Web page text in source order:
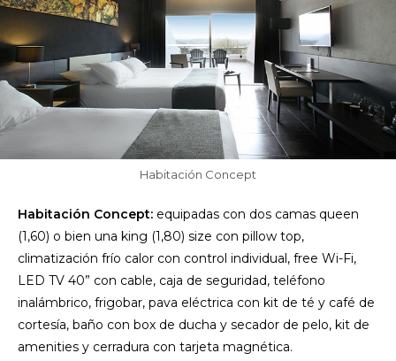
Habitación Concept
Habitación Concept: equipadas con dos camas queen
(1,60) o bien una king (1,80) size con pillow top,
climatización frío calor con control individual, free Wi-Fi,
LED TV 40” con cable, caja de seguridad, teléfono
inalámbrico, frigobar, pava eléctrica con kit de té y café de
cortesía, baño con box de ducha y secador de pelo, kit de
amenities y cerradura con tarjeta magnética.